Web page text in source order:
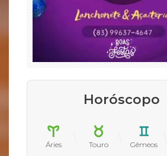
Horóscopo
Áries Touro Gêmeos